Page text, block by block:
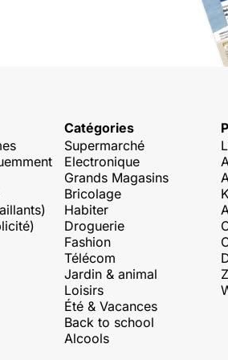
Catégories
Supermarché
Electronique
Grands Magasins
Bricolage
Habiter
Droguerie
Fashion
Télécom
Jardin & animal
Loisirs
Été & Vacances
Back to school
Alcools